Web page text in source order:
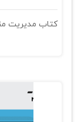
کتاب مدیریت